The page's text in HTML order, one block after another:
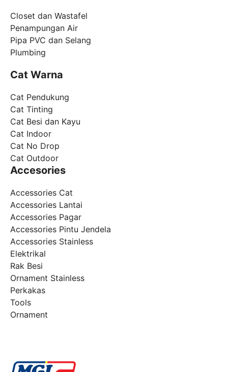
Closet dan Wastafel
Penampungan Air
Pipa PVC dan Selang
Plumbing
Cat Warna
Cat Pendukung
Cat Tinting
Cat Besi dan Kayu
Cat Indoor
Cat No Drop
Cat Outdoor
Accesories
Accessories Cat
Accessories Lantai
Accessories Pagar
Accessories Pintu Jendela
Accessories Stainless
Elektrikal
Rak Besi
Ornament Stainless
Perkakas
Tools
Ornament